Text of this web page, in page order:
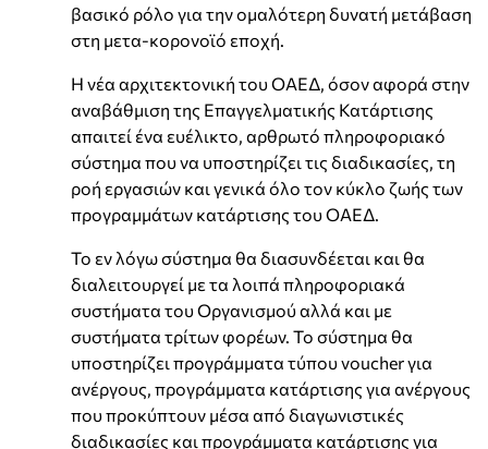
βασικό ρόλο για την ομαλότερη δυνατή μετάβαση
στη μετα-κορονοϊό εποχή.
Η νέα αρχιτεκτονική του ΟΑΕΔ, όσον αφορά στην
αναβάθμιση της Επαγγελματικής Κατάρτισης
απαιτεί ένα ευέλικτο, αρθρωτό πληροφοριακό
σύστημα που να υποστηρίζει τις διαδικασίες, τη
ροή εργασιών και γενικά όλο τον κύκλο ζωής των
προγραμμάτων κατάρτισης του ΟΑΕΔ.
Το εν λόγω σύστημα θα διασυνδέεται και θα
διαλειτουργεί με τα λοιπά πληροφοριακά
συστήματα του Οργανισμού αλλά και με
συστήματα τρίτων φορέων. Το σύστημα θα
υποστηρίζει προγράμματα τύπου voucher για
ανέργους, προγράμματα κατάρτισης για ανέργους
που προκύπτουν μέσα από διαγωνιστικές
διαδικασίες και προγράμματα κατάρτισης για